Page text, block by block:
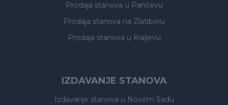
Prodaja stanova u Pančevu
Prodaja stanova na Zlatiboru
Prodaja stanova u Kraljevu
IZDAVANJE STANOVA
Izdavanje stanova u Novom Sadu